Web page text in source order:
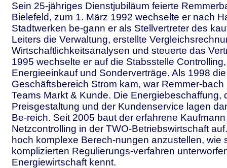
Sein 25-jähriges Dienstjubiläum feierte
Bielefeld, zum 1. März 1992 wechselte er nach
Stadtwerken be-gann er als Stellvertreter des
Leiters die Verwaltung, erstellte
Wirtschaftlichkeitsanalysen und steuerte das
1995 wechselte er auf die Stabsstelle
Energieeinkauf und Sonderverträge. Als 1998
Geschäftsbereich Strom kam, war Remmer-bach
Teams Markt & Kunde. Die Energiebeschaffung,
Preisgestaltung und der Kundenservice lagen
Be-reich. Seit 2005 baut der erfahrene
Netzcontrolling in der TWO-Betriebswirtschaft
hoch komplexe Berech-nungen anzustellen, wie
komplizierten Regulierungs-verfahren
Energiewirtschaft kennt.